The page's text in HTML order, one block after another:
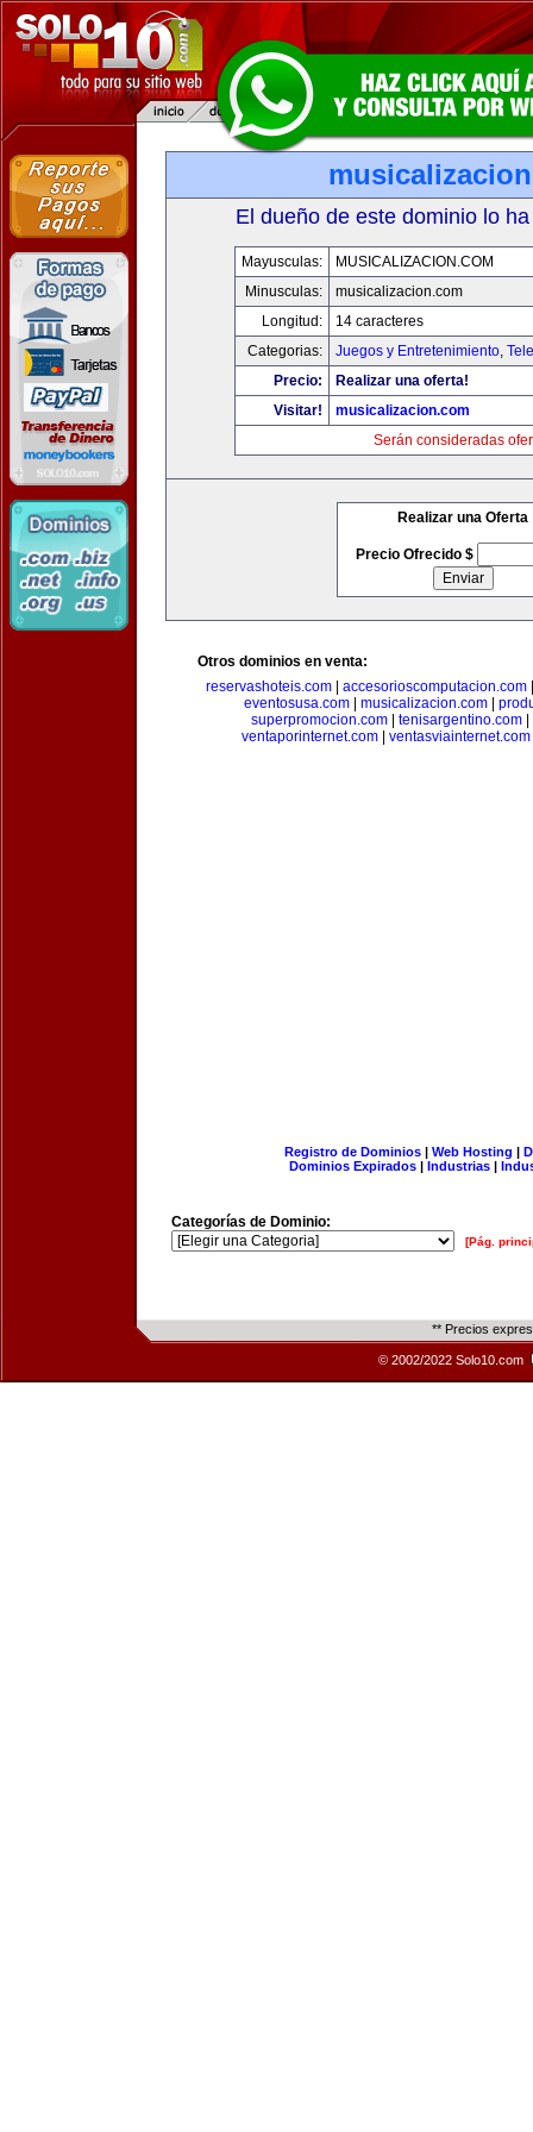
El dueño de este dominio lo
Mayusculas:
MUSICALIZACION.COM
Minusculas:
musicalizacion.com
Longitud:
14 caracteres
Categorias:
Juegos y Entretenimiento,
Precio:
Realizar una oferta!
Visitar!
musicalizacion.com
Serán consideradas
Realizar una Oferta
Precio Ofrecido $
Otros dominios en venta:
reservashoteis.com| accesorioscomputacion.com
eventosusa.com| musicalizacion.com|
superpromocion.com
tenisargentino.com
ventaporinternet.com
ventasviainternet.com
Registro de Dominios| Web Hosting |
Dominios Expirados | Industrias |
Categorías de Dominio:
[Pág.
** Precios
© 2002/2022 Solo10.com